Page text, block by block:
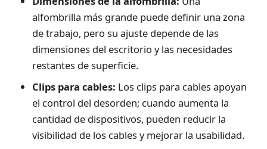
alfombrilla más grande puede definir una zona
de trabajo, pero su ajuste depende de las
dimensiones del escritorio y las necesidades
restantes de superficie.
Clips para cables: Los clips para cables apoyan
el control del desorden; cuando aumenta la
cantidad de dispositivos, pueden reducir la
visibilidad de los cables y mejorar la usabilidad.